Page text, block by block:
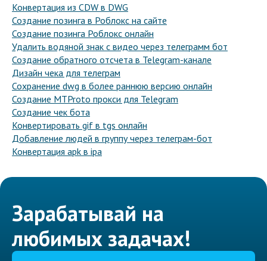
Конвертация из CDW в DWG
Создание позинга в Роблокс на сайте
Создание позинга Роблокс онлайн
Удалить водяной знак с видео через телеграмм бот
Создание обратного отсчета в Telegram-канале
Дизайн чека для телеграм
Сохранение dwg в более раннюю версию онлайн
Создание MTProto прокси для Telegram
Создание чек бота
Конвертировать gif в tgs онлайн
Добавление людей в группу через телеграм-бот
Конвертация apk в ipa
Зарабатывай на
любимых задачах!